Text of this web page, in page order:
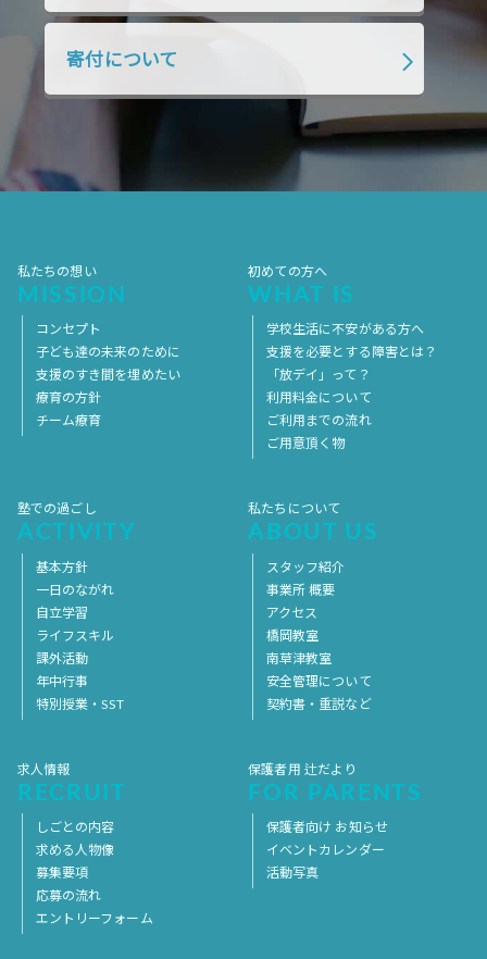
2018年4月 2018年3月 2018年2月
2018年1月 2017年12月
2017年10月 2017年9月 2017年8月
2017年5月
2017年4月
寄付について
私たちの想い
MISSION
コンセプト
子ども達の未来のために
支援のすき間を埋めたい
療育の方針
チーム療育
初めての方へ
WHAT IS
学校生活に不安がある方へ
支援を必要とする障害とは？
「放デイ」って？
利用料金について
ご利用までの流れ
ご用意頂く物
塾での過ごし
ACTIVITY
基本方針
一日のながれ
自立学習
ライフスキル
課外活動
年中行事
特別授業・SST
私たちについて
ABOUT US
スタッフ紹介
事業所 概要
アクセス
橋岡教室
南草津教室
安全管理について
契約書・重説など
求人情報
RECRUIT
しごとの内容
求める人物像
募集要項
応募の流れ
エントリーフォーム
保護者用 辻だより
FOR PARENTS
保護者向け お知らせ
イベントカレンダー
活動写真